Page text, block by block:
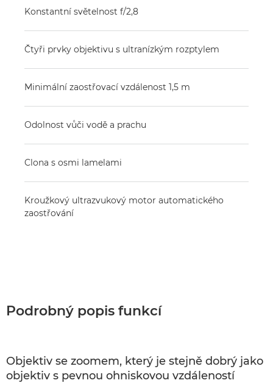
Konstantní světelnost f/2,8
Čtyři prvky objektivu s ultranízkým rozptylem
Minimální zaostřovací vzdálenost 1,5 m
Odolnost vůči vodě a prachu
Clona s osmi lamelami
Kroužkový ultrazvukový motor automatického
zaostřování
Podrobný popis funkcí
Objektiv se zoomem, který je stejně dobrý jako
objektiv s pevnou ohniskovou vzdáleností